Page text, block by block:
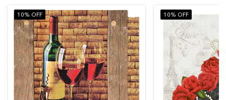
10% OFF 10% OFF